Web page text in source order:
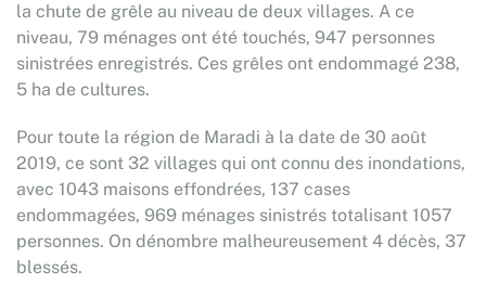
la chute de grêle au niveau de deux villages. A ce
niveau, 79 ménages ont été touchés, 947 personnes
sinistrées enregistrés. Ces grêles ont endommagé 238,
5 ha de cultures.
Pour toute la région de Maradi à la date de 30 août
2019, ce sont 32 villages qui ont connu des inondations,
avec 1043 maisons effondrées, 137 cases
endommagées, 969 ménages sinistrés totalisant 1057
personnes. On dénombre malheureusement 4 décès, 37
blessés.